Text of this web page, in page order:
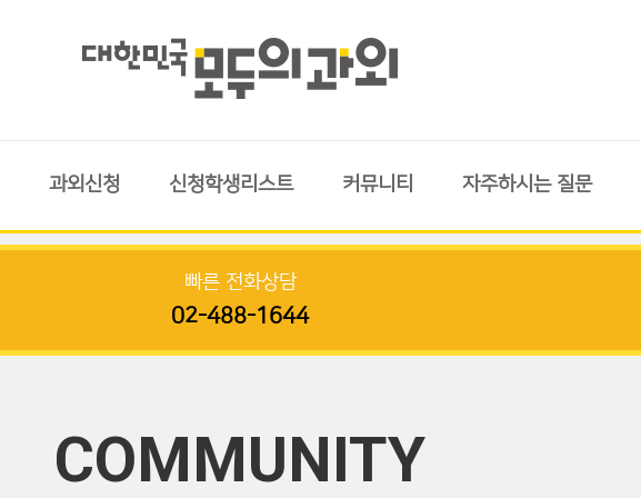
과외신청 신청학생리스트 커뮤니티 자주하시는 질문
빠른 전화상담
02-488-1644
COMMUNITY